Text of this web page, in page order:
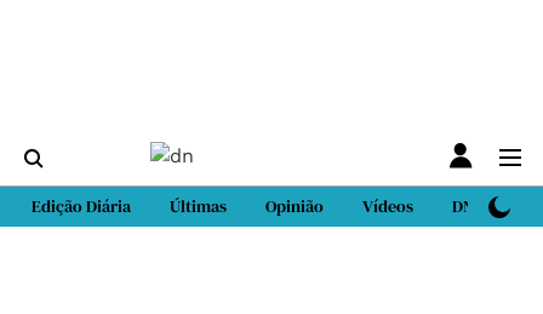
Edição Diária Últimas Opinião Vídeos DN Sport